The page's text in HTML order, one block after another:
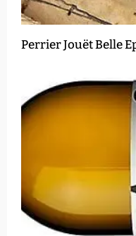
Perrier Jouët Belle